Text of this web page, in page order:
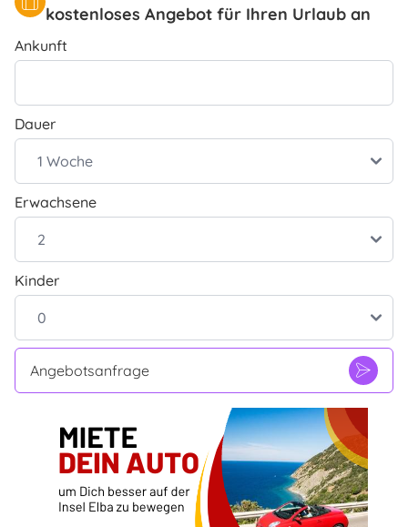
kostenloses Angebot für Ihren Urlaub an
Ankunft
Dauer
Erwachsene
Kinder
Angebotsanfrage